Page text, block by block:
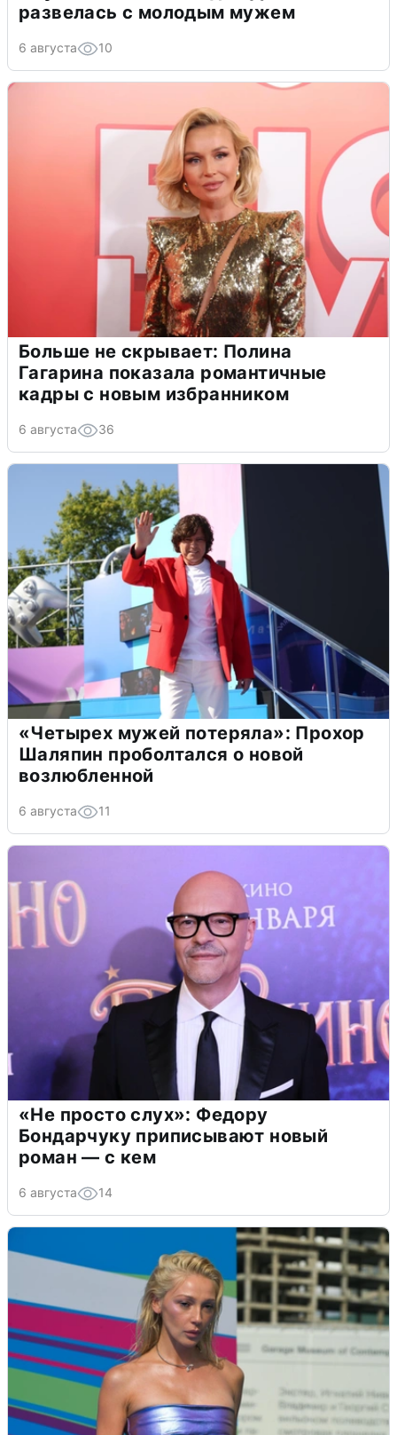
развелась с молодым мужем
6 августа 10
Больше не скрывает: Полина
Гагарина показала романтичные
кадры с новым избранником
6 августа 36
«Четырех мужей потеряла»: Прохор
Шаляпин проболтался о новой
возлюбленной
6 августа 11
«Не просто слух»: Федору
Бондарчуку приписывают новый
роман — с кем
6 августа 14